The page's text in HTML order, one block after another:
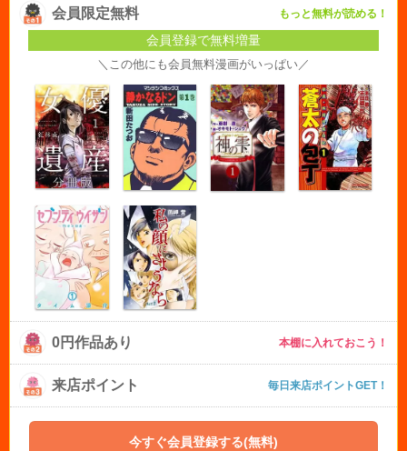
会員限定無料 もっと無料が読める！
会員登録で無料増量
＼この他にも会員無料漫画がいっぱい／
0円作品あり 本棚に入れておこう！
来店ポイント 毎日来店ポイントGET！
今すぐ会員登録する(無料)